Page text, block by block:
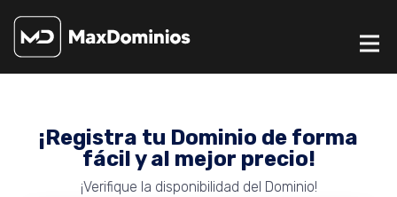
¡Registra tu Dominio de forma
fácil y al mejor precio!
¡Verifique la disponibilidad del Dominio!